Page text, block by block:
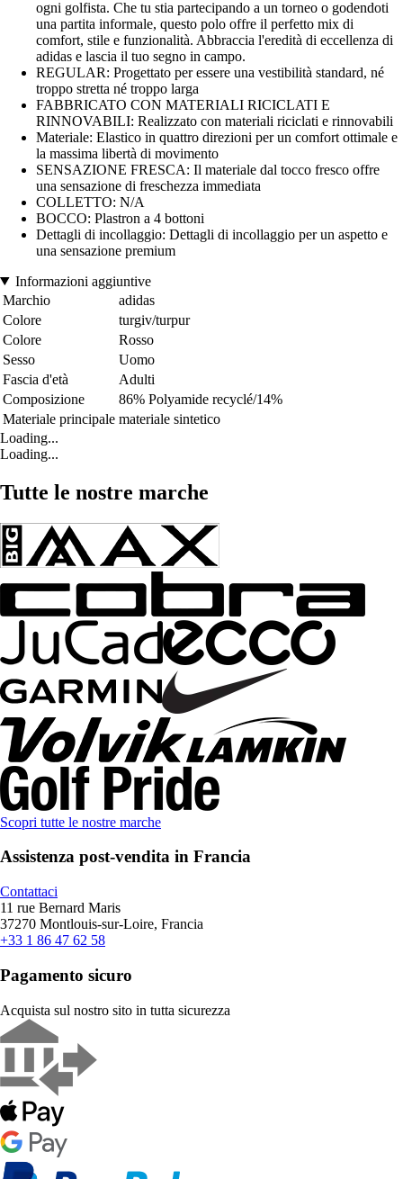
ogni golfista. Che tu stia partecipando a un torneo o godendoti
una partita informale, questo polo offre il perfetto mix di
comfort, stile e funzionalità. Abbraccia l'eredità di eccellenza di
adidas e lascia il tuo segno in campo.
REGULAR: Progettato per essere una vestibilità standard, né
troppo stretta né troppo larga
FABBRICATO CON MATERIALI RICICLATI E
RINNOVABILI: Realizzato con materiali riciclati e rinnovabili
Materiale: Elastico in quattro direzioni per un comfort ottimale e
la massima libertà di movimento
SENSAZIONE FRESCA: Il materiale dal tocco fresco offre
una sensazione di freschezza immediata
COLLETTO: N/A
BOCCO: Plastron a 4 bottoni
Dettagli di incollaggio: Dettagli di incollaggio per un aspetto e
una sensazione premium
Informazioni aggiuntive
Marchio
adidas
Colore
turgiv/turpur
Colore
Rosso
Sesso
Uomo
Fascia d'età
Adulti
Composizione
86% Polyamide recyclé/14%
Materiale principale materiale sintetico
Loading...
Loading...
Tutte le nostre marche
Scopri tutte le nostre marche
Assistenza post-vendita in Francia
Contattaci
11 rue Bernard Maris
37270 Montlouis-sur-Loire, Francia
+33 1 86 47 62 58
Pagamento sicuro
Acquista sul nostro sito in tutta sicurezza